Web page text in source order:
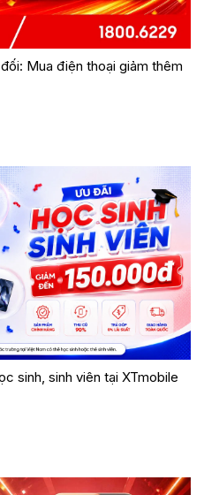
Mua điện thoại giảm thêm
sinh, sinh viên tại XTmobile